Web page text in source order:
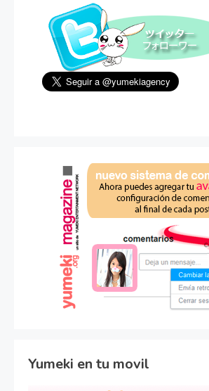
Yumeki en tu movil